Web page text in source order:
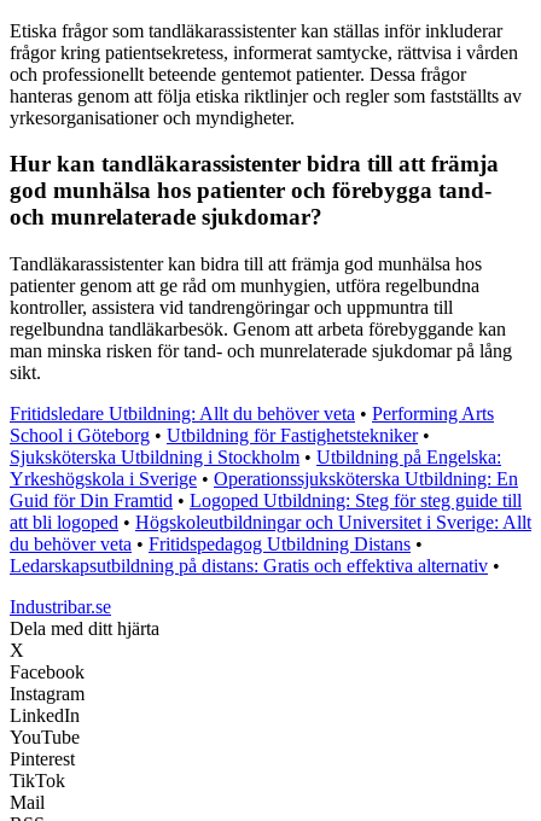
Etiska frågor som tandläkarassistenter kan ställas inför inkluderar
frågor kring patientsekretess, informerat samtycke, rättvisa i vården
och professionellt beteende gentemot patienter. Dessa frågor
hanteras genom att följa etiska riktlinjer och regler som fastställts av
yrkesorganisationer och myndigheter.
Hur kan tandläkarassistenter bidra till att främja
god munhälsa hos patienter och förebygga tand-
och munrelaterade sjukdomar?
Tandläkarassistenter kan bidra till att främja god munhälsa hos
patienter genom att ge råd om munhygien, utföra regelbundna
kontroller, assistera vid tandrengöringar och uppmuntra till
regelbundna tandläkarbesök. Genom att arbeta förebyggande kan
man minska risken för tand- och munrelaterade sjukdomar på lång
sikt.
Fritidsledare Utbildning: Allt du behöver veta • Performing Arts
School i Göteborg • Utbildning för Fastighetstekniker•
Sjuksköterska Utbildning i Stockholm • Utbildning på Engelska:
Yrkeshögskola i Sverige • Operationssjuksköterska Utbildning: En
Guid för Din Framtid • Logoped Utbildning: Steg för steg guide till
att bli logoped • Högskoleutbildningar och Universitet i Sverige: Allt
du behöver veta • Fritidspedagog Utbildning Distans •
Ledarskapsutbildning på distans: Gratis och effektiva alternativ •
Industribar.se
Dela med ditt hjärta
X
Facebook
Instagram
LinkedIn
YouTube
Pinterest
TikTok
Mail